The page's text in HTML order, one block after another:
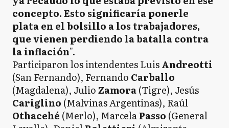
concepto. Esto significaría ponerle
plata en el bolsillo a los trabajadores,
que vienen perdiendo la batalla contra
la inflación".
Participaron los intendentes LuisAndreotti
(San Fernando), Fernando Carballo
(Magdalena), JulioZamora(Tigre), Jesús
Cariglino (Malvinas Argentinas), Raúl
Othacehé (Merlo), MarcelaPasso (General